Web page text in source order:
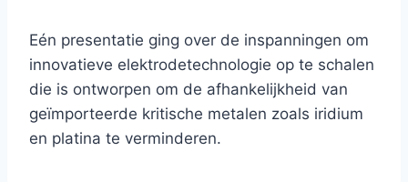
Eén presentatie ging over de inspanningen om
innovatieve elektrodetechnologie op te schalen
die is ontworpen om de afhankelijkheid van
geïmporteerde kritische metalen zoals iridium
en platina te verminderen.